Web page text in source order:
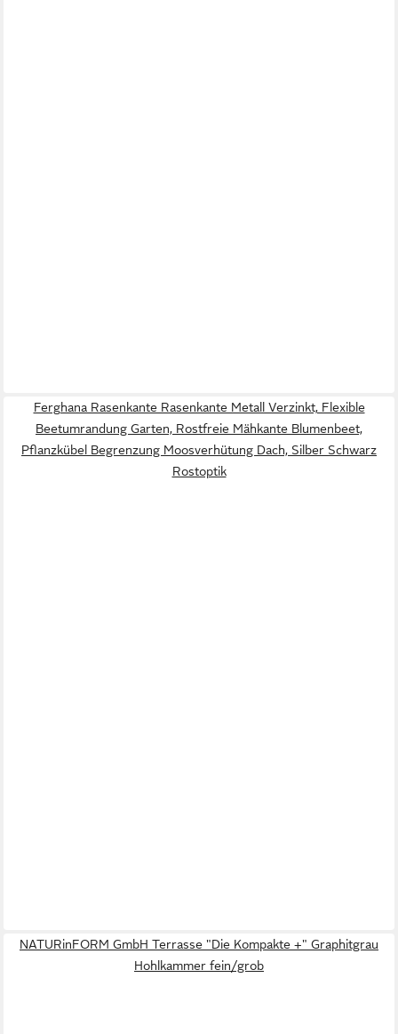
Ferghana Rasenkante Rasenkante Metall Verzinkt, Flexible
Beetumrandung Garten, Rostfreie Mähkante Blumenbeet,
Pflanzkübel Begrenzung Moosverhütung Dach, Silber Schwarz
Rostoptik
NATURinFORM GmbH Terrasse "Die Kompakte +" Graphitgrau
Hohlkammer fein/grob